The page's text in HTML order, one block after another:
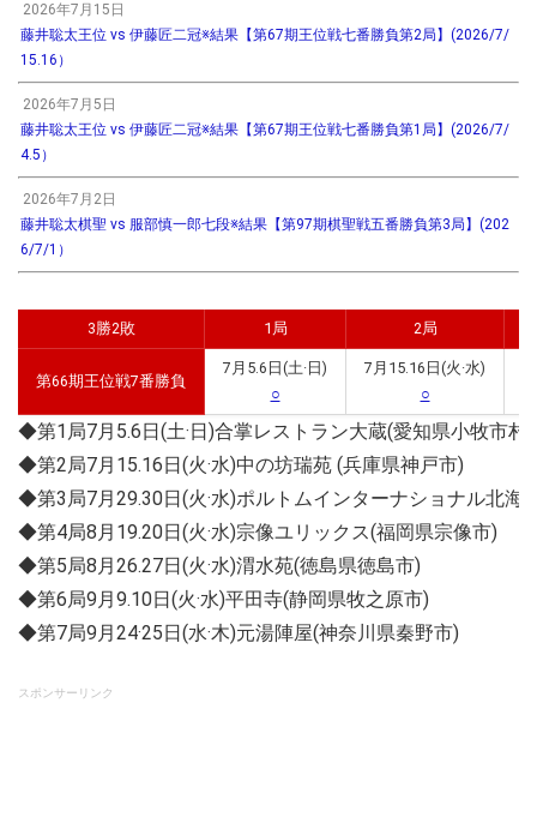
2026年7月15日
藤井聡太王位 vs 伊藤匠二冠※結果【第67期王位戦七番勝負第2局】(2026/7/
15.16）
2026年7月5日
藤井聡太王位 vs 伊藤匠二冠※結果【第67期王位戦七番勝負第1局】(2026/7/
4.5）
2026年7月2日
藤井聡太棋聖 vs 服部慎一郎七段※結果【第97期棋聖戦五番勝負第3局】(202
6/7/1）
3勝2敗 1局 2局
第66期王位戦7番勝負
7月5.6日(土·日)
○
7月15.16日(火·水)
○
◆第1局7月5.6日(土·日)合掌レストラン大蔵(愛知県小牧市村)
◆第2局7月15.16日(火·水)中の坊瑞苑 (兵庫県神戸市)
◆第3局7月29.30日(火·水)ポルトムインターナショナル北海
◆第4局8月19.20日(火·水)宗像ユリックス(福岡県宗像市)
◆第5局8月26.27日(火·水)渭水苑(徳島県徳島市)
◆第6局9月9.10日(火·水)平田寺(静岡県牧之原市)
◆第7局9月24·25日(水·木)元湯陣屋(神奈川県秦野市)
スポンサーリンク